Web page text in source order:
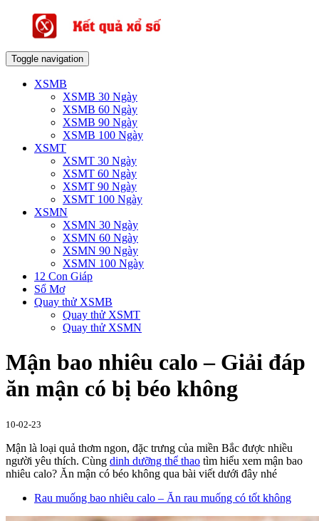
Toggle navigation
XSMB
XSMB 30 Ngày
XSMB 60 Ngày
XSMB 90 Ngày
XSMB 100 Ngày
XSMT
XSMT 30 Ngày
XSMT 60 Ngày
XSMT 90 Ngày
XSMT 100 Ngày
XSMN
XSMN 30 Ngày
XSMN 60 Ngày
XSMN 90 Ngày
XSMN 100 Ngày
12 Con Giáp
Sổ Mơ
Quay thử XSMB
Quay thử XSMT
Quay thử XSMN
Mận bao nhiêu calo – Giải đáp
ăn mận có bị béo không
10-02-23
Mận là loại quả thơm ngon, đặc trưng của miền Bắc được nhiều
người yêu thích. Cùng dinh dưỡng thể thao tìm hiểu xem mận bao
nhiêu calo? Ăn mận có béo không qua bài viết dưới đây nhé
Rau muống bao nhiêu calo – Ăn rau muống có tốt không